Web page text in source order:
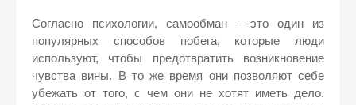
Согласно психологии, самообман – это один из
популярных способов побега, которые люди
используют, чтобы предотвратить возникновение
чувства вины. В то же время они позволяют себе
убежать от того, с чем они не хотят иметь дело.